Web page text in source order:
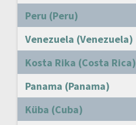
Peru (Peru)
Venezuela (Venezuela)
Kosta Rika (Costa Rica)
Panama (Panama)
Küba (Cuba)